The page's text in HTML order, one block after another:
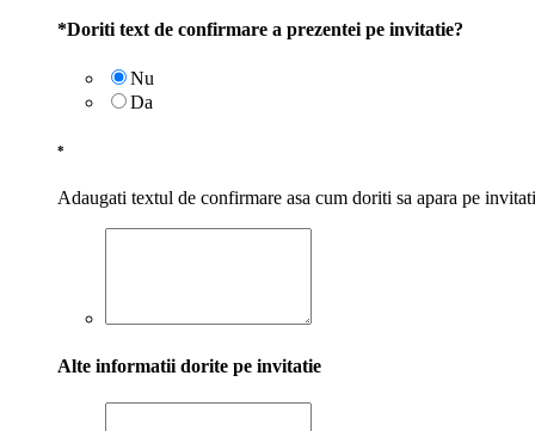
*Doriti text de confirmare a prezentei pe invitatie?
Nu
Da
*
Adaugati textul de confirmare asa cum doriti sa apara pe
Alte informatii dorite pe invitatie